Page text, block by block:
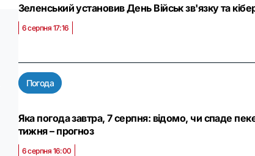
Зеленський установив День Військ зв'язку та
6 серпня 17:16
Погода
Яка погода завтра, 7 серпня: відомо, чи спаде
тижня – прогноз
6 серпня 16:00